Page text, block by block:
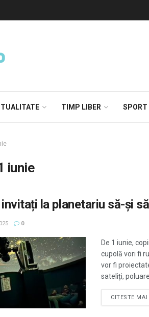
TIMP LIBER SPORT
iunie
la planetariu să-și
0
De 1 iunie,
cupolă vori fi
vor fi
sateliți, poluare
CITESTE